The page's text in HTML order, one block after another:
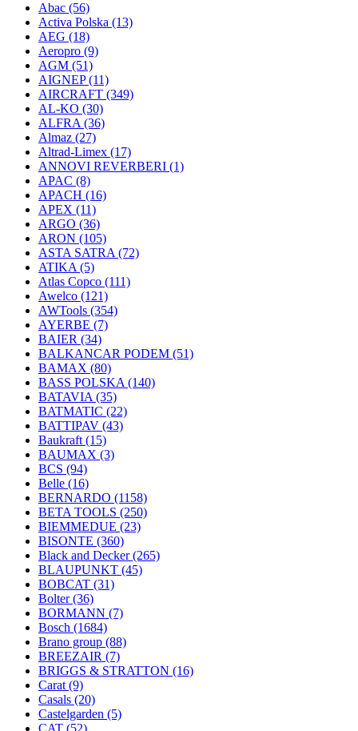
Abac (56)
Activa Polska (13)
AEG (18)
Aeropro (9)
AGM (51)
AIGNEP(11)
AIRCRAFT (349)
AL-KO (30)
ALFRA (36)
Almaz (27)
Altrad-Limex (17)
ANNOVI REVERBERI (1)
APAC (8)
APACH (16)
APEX (11)
ARGO (36)
ARON (105)
ASTA SATRA (72)
ATIKA (5)
Atlas Copco (111)
Awelco (121)
AWTools (354)
AYERBE (7)
BAIER (34)
BALKANCAR PODEM (51)
BAMAX (80)
BASS POLSKA (140)
BATAVIA (35)
BATMATIC (22)
BATTIPAV (43)
Baukraft (15)
BAUMAX (3)
BCS (94)
Belle (16)
BERNARDO (1158)
BETA TOOLS (250)
BIEMMEDUE (23)
BISONTE (360)
Black and Decker(265)
BLAUPUNKT (45)
BOBCAT (31)
Bolter(36)
BORMANN (7)
Bosch (1684)
Brano group (88)
BREEZAIR (7)
BRIGGS & STRATTON (16)
Carat (9)
Casals (20)
Castelgarden (5)
CAT (52)